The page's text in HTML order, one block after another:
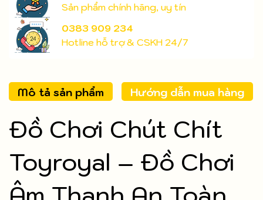
Sản phẩm chính hãng, uy tín
0383 909 234
Hotline hỗ trợ & CSKH 24/7
Mô tả sản phẩm Hướng dẫn mua hàng
Đồ Chơi Chút Chít
Toyroyal – Đồ Chơi